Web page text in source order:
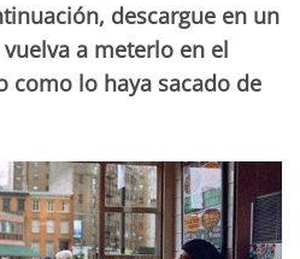
descargue en un
a meterlo en el
como lo haya sacado de